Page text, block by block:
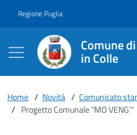
Regione Puglia
Comune
in Colle
Home / Novità / Comunicato
/ Progetto Comunale "MO VENG'"